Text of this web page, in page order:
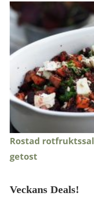
Rostad
getost
Veckans Deals!